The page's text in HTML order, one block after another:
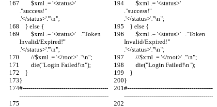
."success!"
.'</status>'."\n";
."success!"
.'</status>'."\n";
    } else {
    } else {
Invalid/Expired!"
.'</status>'."\n";
Invalid/Expired!"
.'</status>'."\n";
        //$xml .= '</root>' ."\n";
        //$xml .= '</root>' ."\n";
        die("Login Failed!\n");
        die("Login Failed!\n");
    }
    }
}
}
#--------------------------------------------
----------------------------------------------
#--------------------------------------------
----------------------------------------------